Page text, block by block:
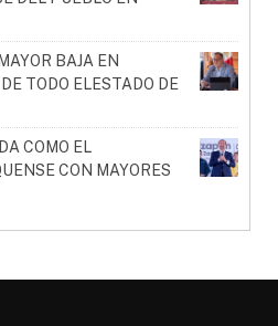
BAJA EN
TODO ELESTADO DE
COMO EL
CON MAYORES